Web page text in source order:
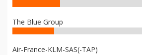
The Blue Group
Air-France-KLM-SAS(-TAP)